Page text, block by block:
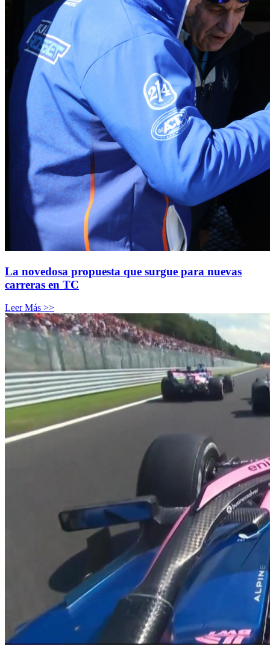
La novedosa propuesta que surgue para nuevas
carreras en TC
Leer Más >>